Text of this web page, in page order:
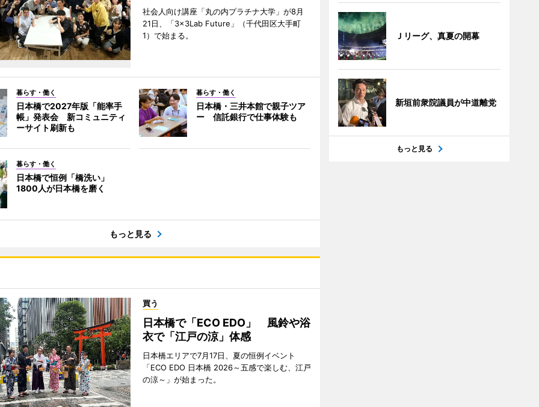
社会人向け講座「丸の内プラチナ大学」が8月
21日、「3×3Lab Future」（千代田区大手町
1）で始まる。
暮らす・働く
日本橋で2027年版「能率手
帳」発表会 新コミュニティ
ーサイト刷新も
暮らす・働く
日本橋・三井本館で親子ツア
ー 信託銀行で仕事体験も
暮らす・働く
日本橋で恒例「橋洗い」
1800人が日本橋を磨く
もっと見る
買う
日本橋で「ECO EDO」 風鈴や浴
衣で「江戸の涼」体感
日本橋エリアで7月17日、夏の恒例イベント
「ECO EDO 日本橋 2026～五感で楽しむ、江戸
の涼～」が始まった。
Ｊリーグ、真夏の開幕
新垣前衆院議員が中道離党
もっと見る